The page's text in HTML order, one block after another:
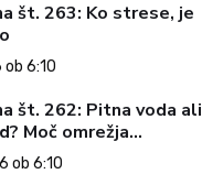
št. 263: Ko strese, je
6:10
št. 262: Pitna voda ali
Moč omrežja
ob 6:10